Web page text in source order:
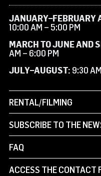
JANUARY–FEBRUARY
10:00 AM – 5:00 PM
MARCH TO JUNE AND
AM – 6:00 PM
JULY–AUGUST: 9:30
RENTAL/FILMING
SUBSCRIBE TO THE
FAQ
ACCESS THE CONTACT